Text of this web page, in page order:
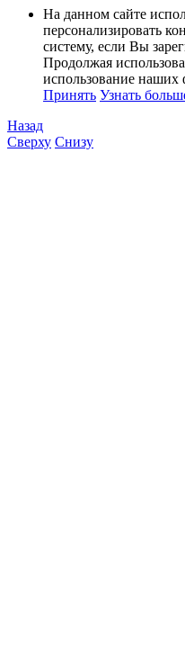
На данном сайте
персонализировать
систему, если Вы
Продолжая
использование наших
Принять Узнать
Назад
Сверху Снизу